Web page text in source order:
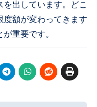
出しています。どこ
度額が変わってきます
重要です。